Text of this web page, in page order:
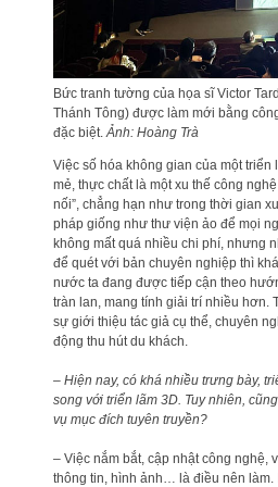
Bức tranh tường của họa sĩ Victor
Thánh Tông) được làm mới bằng
đặc biệt. Ảnh: Hoàng Trà
Việc số hóa không gian của một
mẻ, thực chất là một xu thế công
nối”, chẳng hạn như trong thời gian
pháp giống như thư viện ảo để mọi
không mất quá nhiều chi phí, nhưng
để quét với bản chuyên nghiệp thì
nước ta đang được tiếp cận theo
tràn lan, mang tính giải trí nhiều hơn.
sự giới thiệu tác giả cụ thể, chuyên
động thu hút du khách.
– Hiện nay, có khá nhiều trưng bày,
song với triển lãm 3D. Tuy nhiên,
vụ mục đích tuyên truyền?
– Việc nắm bắt, cập nhật công nghệ,
thông tin, hình ảnh… là điều nên